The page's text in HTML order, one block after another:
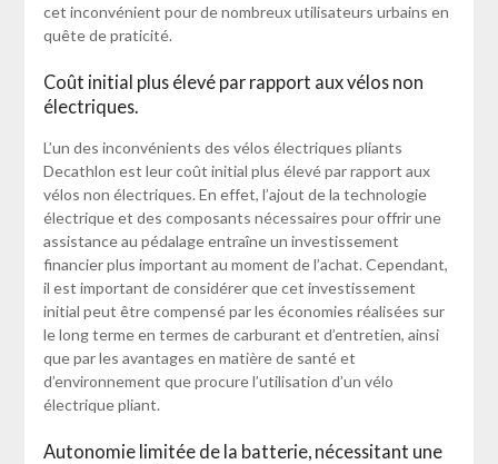
cet inconvénient pour de nombreux utilisateurs urbains en
quête de praticité.
Coût initial plus élevé par rapport aux vélos non
électriques.
L’un des inconvénients des vélos électriques pliants
Decathlon est leur coût initial plus élevé par rapport aux
vélos non électriques. En effet, l’ajout de la technologie
électrique et des composants nécessaires pour offrir une
assistance au pédalage entraîne un investissement
financier plus important au moment de l’achat. Cependant,
il est important de considérer que cet investissement
initial peut être compensé par les économies réalisées sur
le long terme en termes de carburant et d’entretien, ainsi
que par les avantages en matière de santé et
d’environnement que procure l’utilisation d’un vélo
électrique pliant.
Autonomie limitée de la batterie, nécessitant une